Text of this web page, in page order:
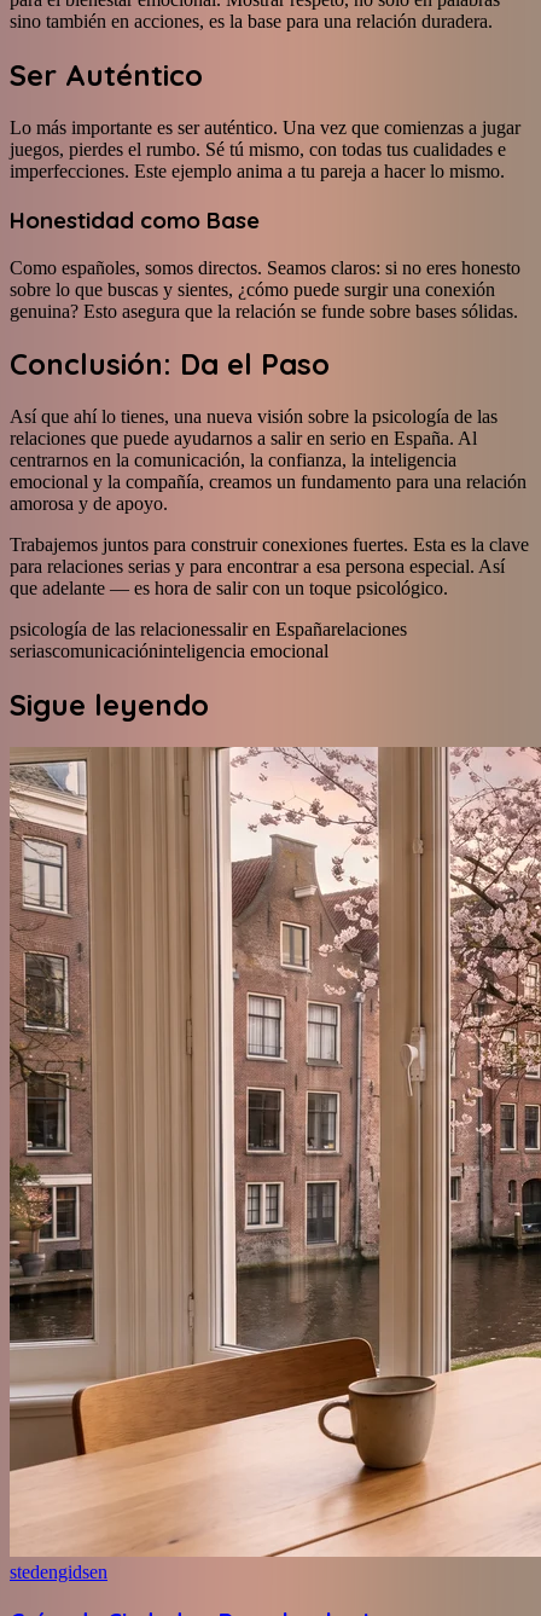
sino también en acciones, es la base para una relación duradera.
Ser Auténtico
Lo más importante es ser auténtico. Una vez que comienzas a jugar
juegos, pierdes el rumbo. Sé tú mismo, con todas tus cualidades e
imperfecciones. Este ejemplo anima a tu pareja a hacer lo mismo.
Honestidad como Base
Como españoles, somos directos. Seamos claros: si no eres honesto
sobre lo que buscas y sientes, ¿cómo puede surgir una conexión
genuina? Esto asegura que la relación se funde sobre bases sólidas.
Conclusión: Da el Paso
Así que ahí lo tienes, una nueva visión sobre la psicología de las
relaciones que puede ayudarnos a salir en serio en España. Al
centrarnos en la comunicación, la confianza, la inteligencia
emocional y la compañía, creamos un fundamento para una relación
amorosa y de apoyo.
Trabajemos juntos para construir conexiones fuertes. Esta es la clave
para relaciones serias y para encontrar a esa persona especial. Así
que adelante — es hora de salir con un toque psicológico.
psicología de las relacionessalir en Españarelaciones
seriascomunicacióninteligencia emocional
Sigue leyendo
stedengidsen